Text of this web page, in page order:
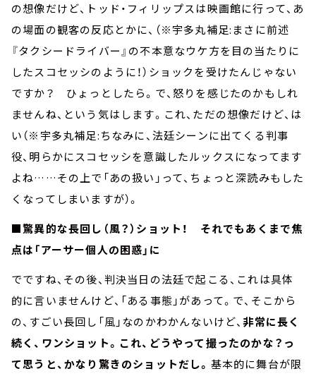
の想像だけど、トッド・フィリップスは映画館に行って、あ
の場面の観客の反応とかに、（※宇多丸補足:まさに前述
『タクシードライバー』の不本意なウケ方を目の当たりに
したスコセッシのように！）ショックを受けたんじゃない
ですか？ ひょっとしたら。で、怒りを感じたのかもしれ
ませんね、という気はします。これ、ただの想像だけど、は
い（※宇多丸補足:ちなみに、法廷シーンに出てくる判事
役、明らかにスコセッシを意識したルックスになってます
よね……その上で「あの扱い」って、ちょっと深読みもした
くなってしまいますが）。
■驚異的な長回し（風？）ショット！ それでもあくまで焦
点は「アーサー個人の困惑」に
でですね、その後、判決当日の法廷で起こる、これは具体
的に言いませんけど、「ある事態」があって。で、そこから
の、すごい長回し「風」なのかわかんないけど、非常に長く
続く、ワンショット。これ、どうやって撮ったのかな？っ
て思うと、かなり驚きのショットだし。 基本的に舞台が限